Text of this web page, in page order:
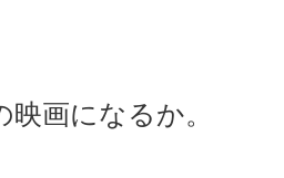
画になるか。